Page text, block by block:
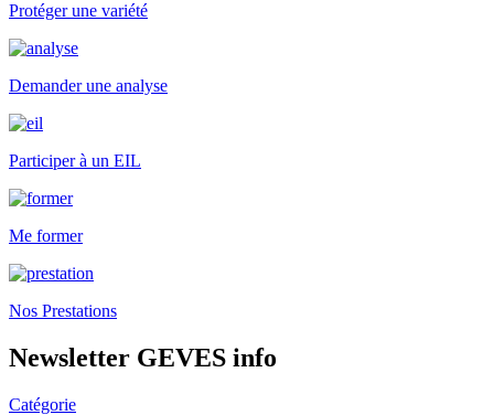
Protéger une variété
Demander une analyse
Participer à un EIL
Me former
Nos Prestations
Newsletter GEVES info
Catégorie